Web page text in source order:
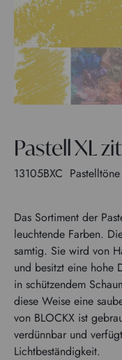
Pastell XL
13105BXC Pastelltöne
Das Sortiment der
leuchtende Farben.
samtig. Sie wird von
und besitzt eine hohe
in schützendem
diese Weise eine
von BLOCKX ist
verdünnbar und
Lichtbeständigkeit.